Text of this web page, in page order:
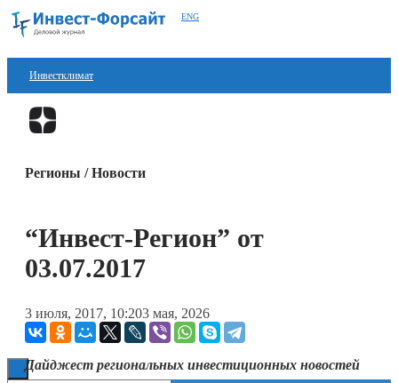
ENG
Инвестклимат
Финансы
Книги
Регионы / Новости
“Инвест-Регион” от
03.07.2017
3 июля, 2017, 10:203 мая, 2026
Дайджест региональных инвестиционных новостей